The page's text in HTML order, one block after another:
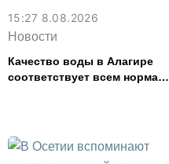
15:27 8.08.2026
Новости
Качество воды в Алагире
соответствует всем нормам